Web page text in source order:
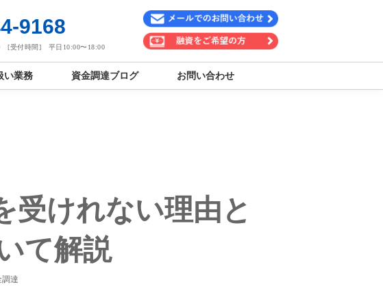
9168
[受付時間] 平日10:00〜18:00
い業務 資金調達ブログ お問い合わせ
受けれない理由と
て解説
調達